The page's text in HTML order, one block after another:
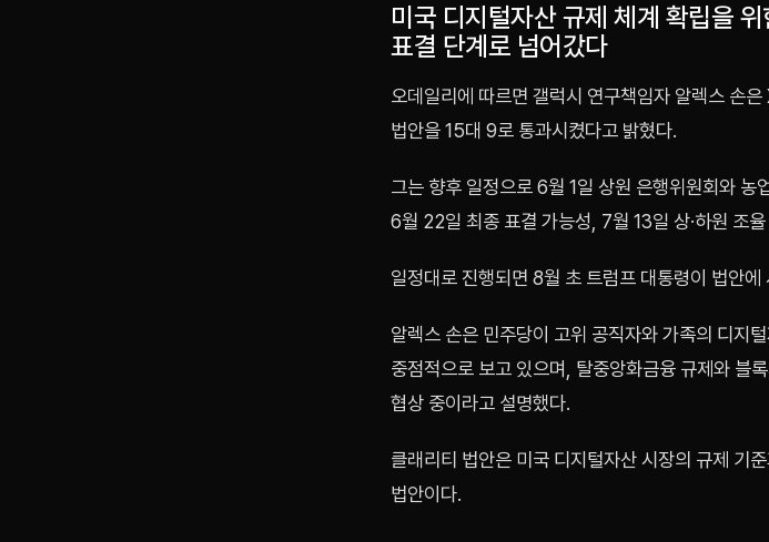
미국 디지털자산 규제 체계 확립을
표결 단계로 넘어갔다
오데일리에 따르면 갤럭시 연구책임자 알렉스 손
법안을 15대 9로 통과시켰다고 밝혔다.
그는 향후 일정으로 6월 1일 상원 은행위원회와
6월 22일 최종 표결 가능성, 7월 13일 상·하원 조
일정대로 진행되면 8월 초 트럼프 대통령이 법안
알렉스 손은 민주당이 고위 공직자와 가족의 디지
중점적으로 보고 있으며, 탈중앙화금융 규제와 블
협상 중이라고 설명했다.
클래리티 법안은 미국 디지털자산 시장의 규제 기
법안이다.